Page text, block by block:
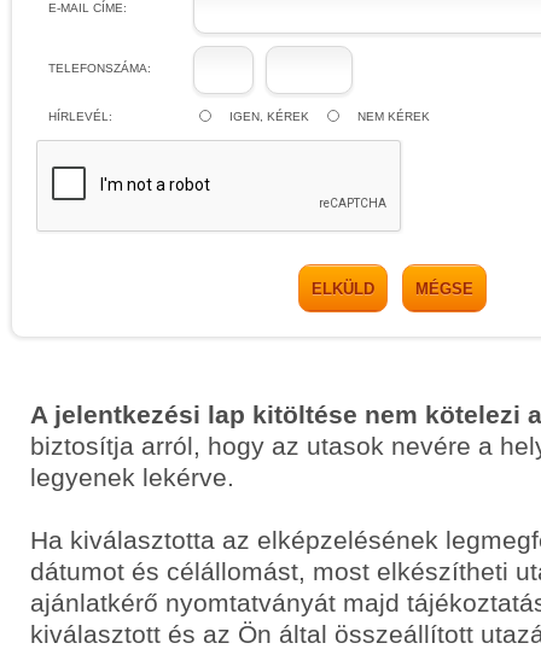
E-MAIL CÍME:
TELEFONSZÁMA:
HÍRLEVÉL: IGEN, KÉREK NEM KÉREK
ELKÜLD MÉGSE
A jelentkezési lap kitöltése nem kötelezi
biztosítja arról, hogy az utasok nevére a
legyenek lekérve.
Ha kiválasztotta az elképzelésének
dátumot és célállomást, most elkészítheti
ajánlatkérő nyomtatványát majd
kiválasztott és az Ön által összeállított